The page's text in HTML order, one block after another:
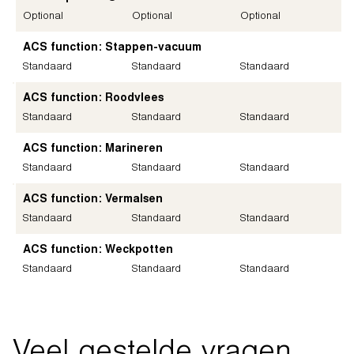
Optional Optional Optional
ACS function: Stappen-vacuum
Standaard Standaard Standaard
ACS function: Roodvlees
Standaard Standaard Standaard
ACS function: Marineren
Standaard Standaard Standaard
ACS function: Vermalsen
Standaard Standaard Standaard
ACS function: Weckpotten
Standaard Standaard Standaard